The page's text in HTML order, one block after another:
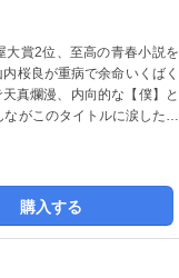
大賞2位、至高の青春小説を
桜良が重病で余命いくばく
真爛漫、内向的な【僕】と
がこのタイトルに涙した…
購入する